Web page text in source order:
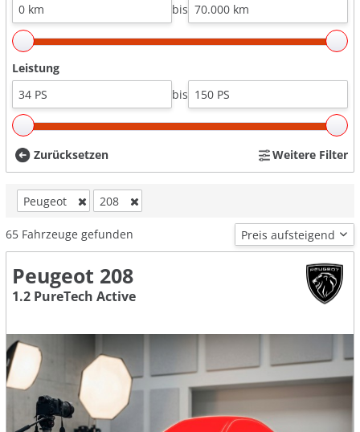
bis
Leistung
bis
Zurücksetzen Weitere Filter
Peugeot 208
65 Fahrzeuge gefunden
Peugeot 208
1.2 PureTech Active